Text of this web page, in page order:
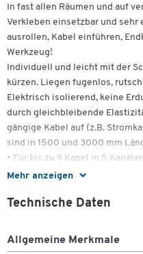
Mehr anzeigen
In fast allen Räumen und auf
Verkleben einsetzbar und sehr
ausrollen, Kabel einführen,
Werkzeug!
Individuell und leicht mit der
kürzen. Liegen fugenlos,
Elektrisch isolierend, keine
durch gleichbleibende
gängige Kabel auf (z.B.
sind in 1500 und 3000 mm
• Für bis zu 9 Kabel in 5 Kanälen
• einheitliche Maße: B 150 x H 17
Einsatzbereiche
- Messe
- Konferenz- und Seminarräume
Technische Daten
Allgemeine Merkmale